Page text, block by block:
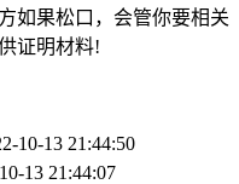
如果松口，会管你要相关
证明材料!
10-13 21:44:50
13 21:44:07